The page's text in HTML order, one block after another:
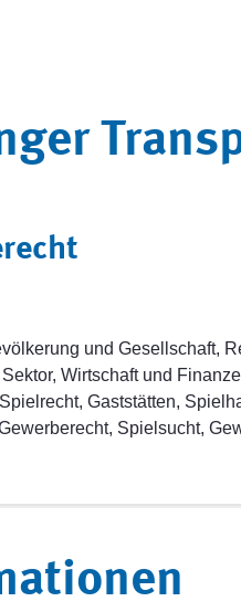
und Gesellschaft,
Wirtschaft und
Spielrecht, Gaststätten,
Spielsucht,